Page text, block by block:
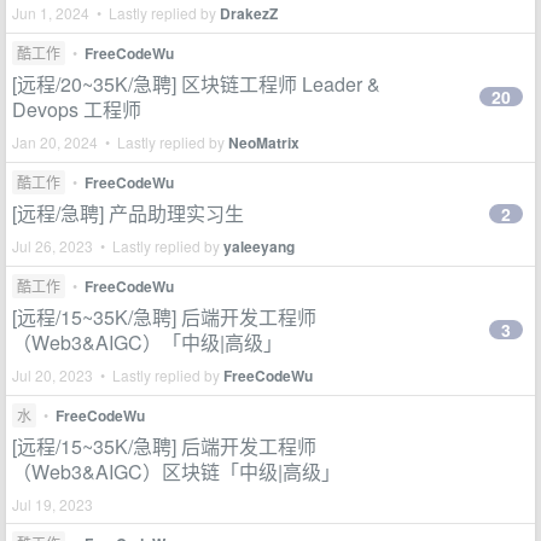
Jun 1, 2024 • Lastly replied by DrakezZ
酷工作 • FreeCodeWu
[远程/20~35K/急聘] 区块链工程师 Leader &
Devops 工程师
Jan 20, 2024 • Lastly replied byNeoMatrix
20
酷工作 • FreeCodeWu
[远程/急聘] 产品助理实习生
Jul 26, 2023 • Lastly replied byyaleeyang
2
酷工作 • FreeCodeWu
[远程/15~35K/急聘] 后端开发工程师
（Web3&AIGC）「中级|高级」
Jul 20, 2023 • Lastly replied by FreeCodeWu
3
水 • FreeCodeWu
[远程/15~35K/急聘] 后端开发工程师
（Web3&AIGC）区块链「中级|高级」
Jul 19, 2023